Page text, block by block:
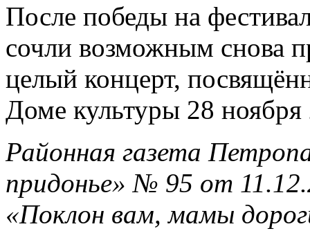
После победы на
сочли возможным снова
целый концерт,
Доме культуры 28 ноября
Районная газета
придонье» № 95 от
«Поклон вам, мамы